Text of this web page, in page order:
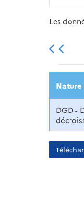
Les
Nature
DGD -